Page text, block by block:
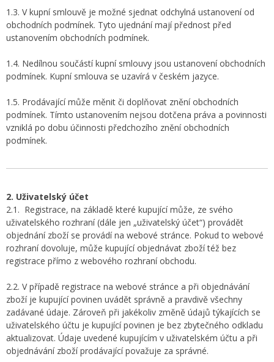
1.3. V kupní smlouvě je možné sjednat odchylná ustanovení od
obchodních podmínek. Tyto ujednání mají přednost před
ustanovením obchodních podmínek.
1.4. Nedílnou součástí kupní smlouvy jsou ustanovení obchodních
podmínek. Kupní smlouva se uzavírá v českém jazyce.
1.5. Prodávající může měnit či doplňovat znění obchodních
podmínek. Tímto ustanovením nejsou dotčena práva a povinnosti
vzniklá po dobu účinnosti předchozího znění obchodních
podmínek.
2. Uživatelský účet
2.1. Registrace, na základě které kupující může, ze svého
uživatelského rozhraní (dále jen „uživatelský účet“) provádět
objednání zboží se provádí na webové stránce. Pokud to webové
rozhraní dovoluje, může kupující objednávat zboží též bez
registrace přímo z webového rozhraní obchodu.
2.2. V případě registrace na webové stránce a při objednávání
zboží je kupující povinen uvádět správně a pravdivě všechny
zadávané údaje. Zároveň při jakékoliv změně údajů týkajících se
uživatelského účtu je kupující povinen je bez zbytečného odkladu
aktualizovat. Údaje uvedené kupujícím v uživatelském účtu a při
objednávání zboží prodávající považuje za správné.